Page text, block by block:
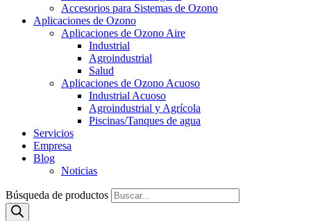
Accesorios para Sistemas de Ozono
Aplicaciones de Ozono
Aplicaciones de Ozono Aire
Industrial
Agroindustrial
Salud
Aplicaciones de Ozono Acuoso
Industrial Acuoso
Agroindustrial y Agrícola
Piscinas/Tanques de agua
Servicios
Empresa
Blog
Noticias
Búsqueda de productos